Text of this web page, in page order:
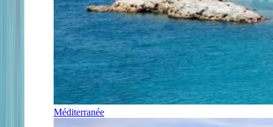
Méditerranée